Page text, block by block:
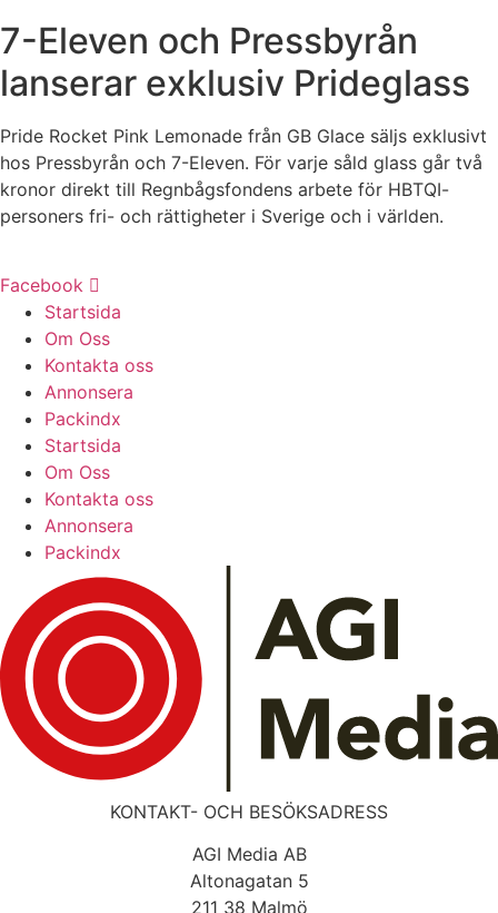
7-Eleven och Pressbyrån
lanserar exklusiv Prideglass
Pride Rocket Pink Lemonade från GB Glace säljs exklusivt
hos Pressbyrån och 7-Eleven. För varje såld glass går två
kronor direkt till Regnbågsfondens arbete för HBTQI-
personers fri- och rättigheter i Sverige och i världen.
Facebook
Startsida
Om Oss
Kontakta oss
Annonsera
Packindx
Startsida
Om Oss
Kontakta oss
Annonsera
Packindx
KONTAKT- OCH BESÖKSADRESS
AGI Media AB
Altonagatan 5
211 38 Malmö